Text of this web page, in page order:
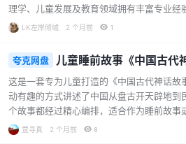
境，激发无限潜能。 课程特色： 记忆大师亲
刘健、郑才千等世界记忆冠军亲自讲解，传
文、单词、历史…...
理学、儿童发展及教育领域拥有丰富专业经
队共同打造，通过生动有趣的故事，引导孩
容围绕小羊富丝的故事展开，适合家长或老
共读或课堂活动。通过绘本中的情节和角色
学习如何面对与妈妈分离时的紧张与不安，
全感与独立性。 资源特色： 聚焦儿童分离
和有效的心理疏导方法 故事贴近生活，易
共情 PPT格式便于展示和互动，适合家庭或
LK左岸倾城 2 个月前 1
夸克网盘 儿童睡前故事《中国古代
这是一套专为儿童打造的《中国古代神话故
动有趣的方式讲述了中国从盘古开天辟地到
个故事都经过精心编排，适合作为睡前故事
聆听中了解中华文化的源头与智慧。 故事内
萱寻真 2 个月前 8